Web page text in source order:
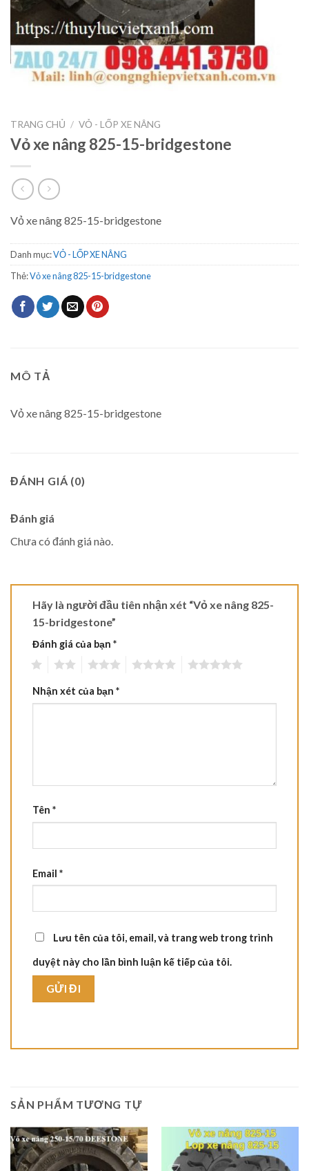
TRANG CHỦ / VỎ - LỐP XE NÂNG
Vỏ xe nâng 825-15-bridgestone
Vỏ xe nâng 825-15-bridgestone
Danh mục:VỎ - LỐP XE NÂNG
Thẻ:Vỏ xe nâng 825-15-bridgestone
MÔ TẢ
Vỏ xe nâng 825-15-bridgestone
ĐÁNH GIÁ (0)
Đánh giá
Chưa có đánh giá nào.
Hãy là người đầu tiên nhận xét “Vỏ xe nâng 825-
15-bridgestone”
Đánh giá của bạn *
Nhận xét của bạn *
Tên *
Email *
Lưu tên của tôi, email, và trang web trong trình
duyệt này cho lần bình luận kế tiếp của tôi.
SẢN PHẨM TƯƠNG TỰ